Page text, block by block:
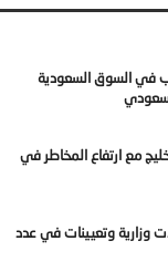
في السوق السعودية
مع ارتفاع المخاطر في
وزارية وتعيينات في عدد